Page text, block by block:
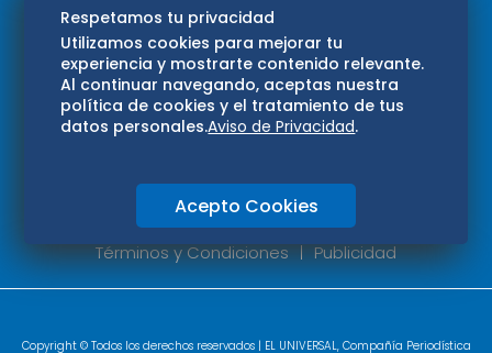
Edomex
Consultas
Hidalgo
Oaxaca
Aviso de privacidad
Directorio
Términos y Condiciones
Publicidad
Copyright © Todos los derechos reservados | EL UNIVERSAL, Compañía Periodística
Respetamos tu privacidad
Utilizamos cookies para mejorar tu
experiencia y mostrarte contenido relevante.
Al continuar navegando, aceptas nuestra
política de cookies y el tratamiento de tus
datos personales.Aviso de Privacidad.
Acepto Cookies